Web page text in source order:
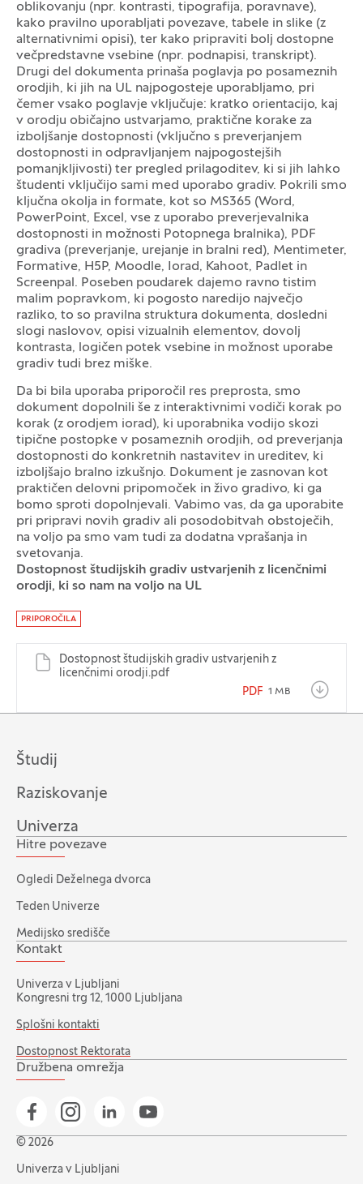
oblikovanju (npr. kontrasti, tipografija, poravnave),
kako pravilno uporabljati povezave, tabele in slike (z
alternativnimi opisi), ter kako pripraviti bolj dostopne
večpredstavne vsebine (npr. podnapisi, transkript).
Drugi del dokumenta prinaša poglavja po posameznih
orodjih, ki jih na UL najpogosteje uporabljamo, pri
čemer vsako poglavje vključuje: kratko orientacijo, kaj
v orodju običajno ustvarjamo, praktične korake za
izboljšanje dostopnosti (vključno s preverjanjem
dostopnosti in odpravljanjem najpogostejših
pomanjkljivosti) ter pregled prilagoditev, ki si jih lahko
študenti vključijo sami med uporabo gradiv. Pokrili smo
ključna okolja in formate, kot so MS365 (Word,
PowerPoint, Excel, vse z uporabo preverjevalnika
dostopnosti in možnosti Potopnega bralnika), PDF
gradiva (preverjanje, urejanje in bralni red), Mentimeter,
Formative, H5P, Moodle, Iorad, Kahoot, Padlet in
Screenpal. Poseben poudarek dajemo ravno tistim
malim popravkom, ki pogosto naredijo največjo
razliko, to so pravilna struktura dokumenta, dosledni
slogi naslovov, opisi vizualnih elementov, dovolj
kontrasta, logičen potek vsebine in možnost uporabe
gradiv tudi brez miške.
Da bi bila uporaba priporočil res preprosta, smo
dokument dopolnili še z interaktivnimi vodiči korak po
korak (z orodjem iorad), ki uporabnika vodijo skozi
tipične postopke v posameznih orodjih, od preverjanja
dostopnosti do konkretnih nastavitev in ureditev, ki
izboljšajo bralno izkušnjo. Dokument je zasnovan kot
praktičen delovni pripomoček in živo gradivo, ki ga
bomo sproti dopolnjevali. Vabimo vas, da ga uporabite
pri pripravi novih gradiv ali posodobitvah obstoječih,
na voljo pa smo vam tudi za dodatna vprašanja in
svetovanja.
Dokumenti
Dostopnost študijskih gradiv ustvarjenih z licenčnimi
orodji, ki so nam na voljo na UL
PRIPOROČILA
Dostopnost študijskih gradiv ustvarjenih z
licenčnimi orodji.pdf
PDF 1 MB
Študij
Raziskovanje
Univerza
Hitre povezave
Ogledi Deželnega dvorca
Teden Univerze
Medijsko središče
Kontakt
Univerza v Ljubljani
Kongresni trg 12, 1000 Ljubljana
Splošni kontakti
Dostopnost Rektorata
Družbena omrežja
Pojdi na našo Facebook stran
Pojdi na našo Instagram stran
Pojdi na Linkedin stran
Pojdi na YouTube stran
© 2026
Univerza v Ljubljani